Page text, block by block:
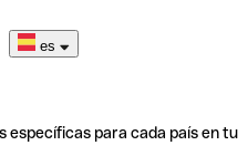
es
específicas para cada país en tu